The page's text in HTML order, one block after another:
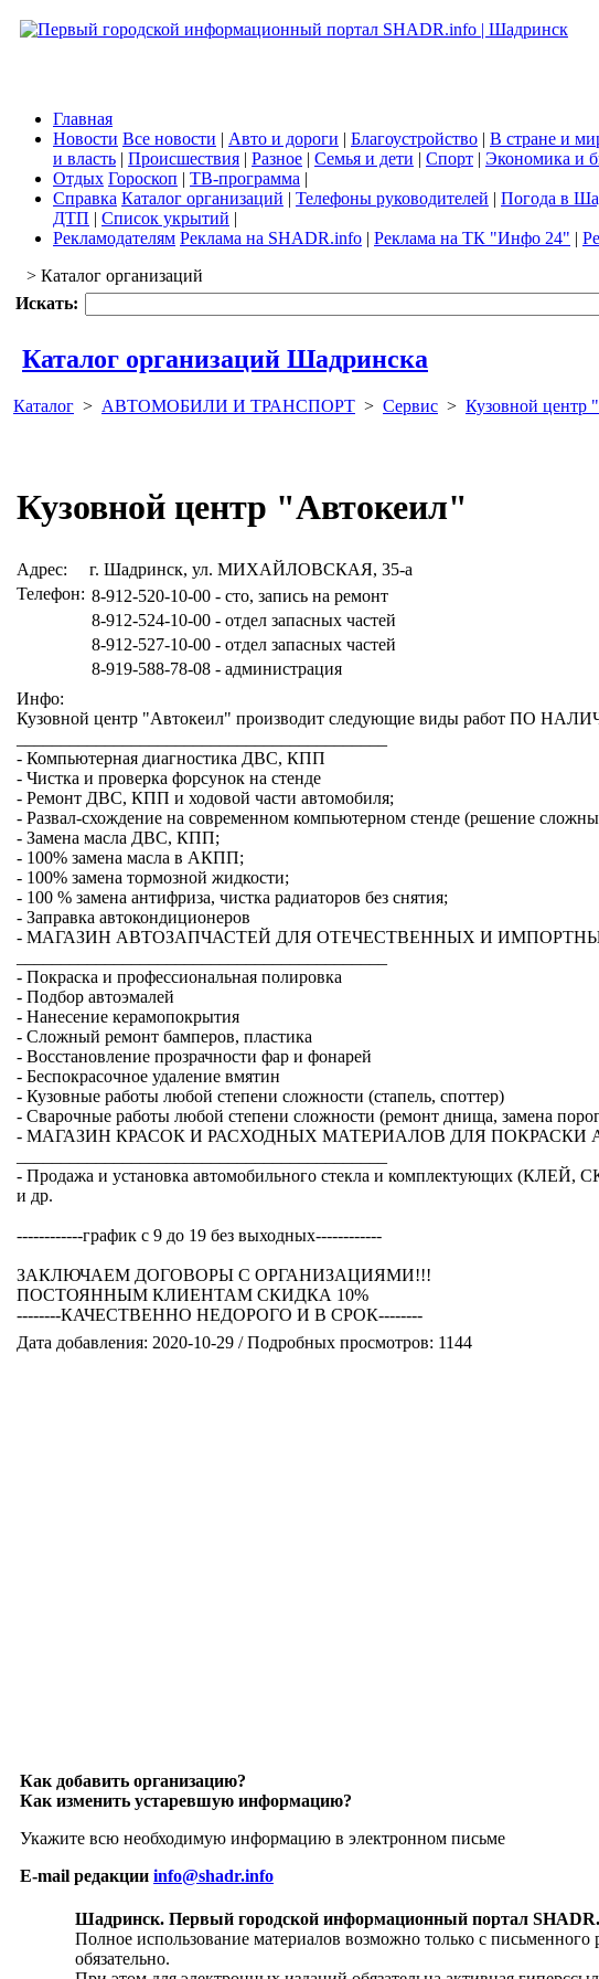
Главная
Новости Все новости | Авто и дороги | Благоустройство | В стране и
и власть | Происшествия | Разное | Семья и дети | Спорт | Экономика и
Отдых Гороскоп | ТВ-программа |
Справка Каталог организаций | Телефоны руководителей | Погода в
ДТП | Список укрытий |
Рекламодателям Реклама на SHADR.info | Реклама на ТК "Инфо 24" |
> Каталог организаций
Искать:
Каталог организаций Шадринска
Каталог > АВТОМОБИЛИ И ТРАНСПОРТ > Сервис > Кузовной центр
Кузовной центр "Автокеил"
Адрес:
г. Шадринск, ул. МИХАЙЛОВСКАЯ, 35-а
Телефон: 8-912-520-10-00 - сто, запись на ремонт
8-912-524-10-00 - отдел запасных частей
8-912-527-10-00 - отдел запасных частей
8-919-588-78-08 - администрация
Инфо:
Кузовной центр "Автокеил" производит следующие виды работ ПО
- Компьютерная диагностика ДВС, КПП
- Чистка и проверка форсунок на стенде
- Ремонт ДВС, КПП и ходовой части автомобиля;
- Развал-схождение на современном компьютерном стенде (решение
- Замена масла ДВС, КПП;
- 100% замена масла в АКПП;
- 100% замена тормозной жидкости;
- 100 % замена антифриза, чистка радиаторов без снятия;
- Заправка автокондиционеров
- МАГАЗИН АВТОЗАПЧАСТЕЙ ДЛЯ ОТЕЧЕСТВЕННЫХ И
- Покраска и профессиональная полировка
- Подбор автоэмалей
- Нанесение керамопокрытия
- Сложный ремонт бамперов, пластика
- Восстановление прозрачности фар и фонарей
- Беспокрасочное удаление вмятин
- Кузовные работы любой степени сложности (стапель, споттер)
- Сварочные работы любой степени сложности (ремонт днища, замена
- МАГАЗИН КРАСОК И РАСХОДНЫХ МАТЕРИАЛОВ ДЛЯ ПОКРАСКИ
- Продажа и установка автомобильного стекла и комплектующих
и др.
------------график с 9 до 19 без выходных------------
ЗАКЛЮЧАЕМ ДОГОВОРЫ С ОРГАНИЗАЦИЯМИ!!!
ПОСТОЯННЫМ КЛИЕНТАМ СКИДКА 10%
--------КАЧЕСТВЕННО НЕДОРОГО И В СРОК--------
Дата добавления: 2020-10-29 / Подробных просмотров: 1144
Как добавить организацию?
Как изменить устаревшую информацию?
Укажите всю необходимую информацию в электронном письме
E-mail редакции info@shadr.info
Шадринск. Первый городской информационный портал
Полное использование материалов возможно только с
обязательно.